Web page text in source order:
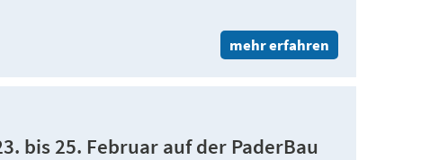
mehr erfahren
bis 25. Februar auf der PaderBau